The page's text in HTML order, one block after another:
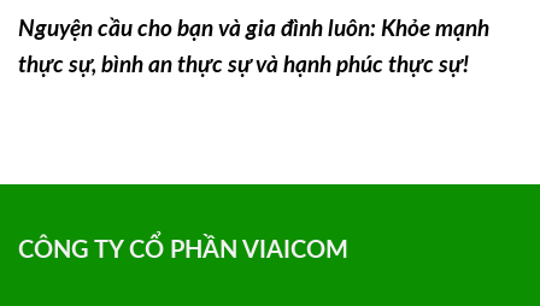
Nguyện cầu cho bạn và gia đình luôn: Khỏe mạnh
thực sự, bình an thực sự và hạnh phúc thực sự!
CÔNG TY CỔ PHẦN VIAICOM